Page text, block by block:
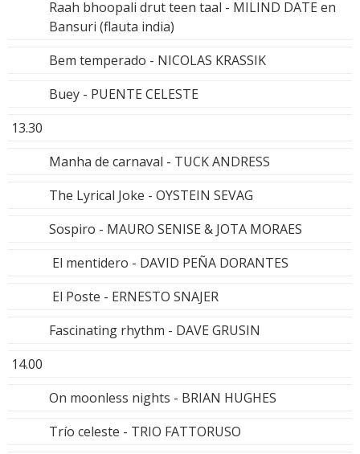
Raah bhoopali drut teen taal - MILIND DATE en
Bansuri (flauta india)
Bem temperado - NICOLAS KRASSIK
Buey - PUENTE CELESTE
13.30
Manha de carnaval - TUCK ANDRESS
The Lyrical Joke - OYSTEIN SEVAG
Sospiro - MAURO SENISE & JOTA MORAES
El mentidero - DAVID PEÑA DORANTES
El Poste - ERNESTO SNAJER
Fascinating rhythm - DAVE GRUSIN
14.00
On moonless nights - BRIAN HUGHES
Trío celeste - TRIO FATTORUSO